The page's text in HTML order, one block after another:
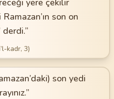
yere çekilir
son on
derdi.”
kadr, 3)
son yedi